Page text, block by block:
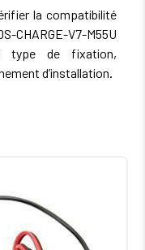
la compatibilité
CHARGE-V7-M55U
type de fixation,
d’installation.